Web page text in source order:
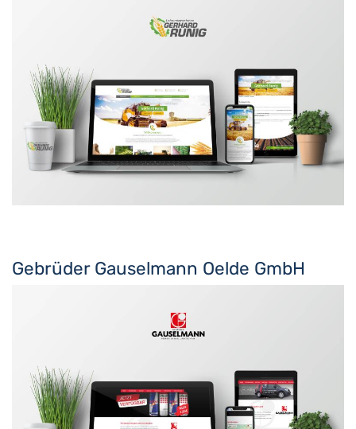
Gebrüder Gauselmann Oelde GmbH